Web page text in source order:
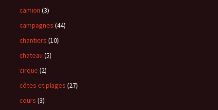
camion (3)
campagnes (44)
chantiers (10)
chateau (5)
cirque (2)
côtes et plages (27)
cours (3)